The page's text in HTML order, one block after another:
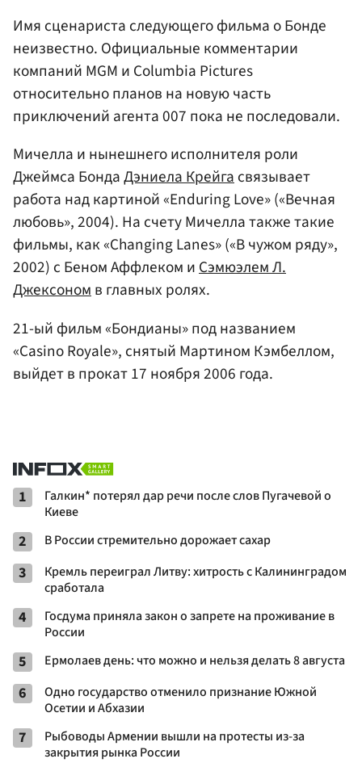
Имя сценариста следующего фильма о Бонде
неизвестно. Официальные комментарии
компаний MGM и Columbia Pictures
относительно планов на новую часть
приключений агента 007 пока не последовали.
Мичелла и нынешнего исполнителя роли
Джеймса БондаДэниела Крейгасвязывает
работа над картиной «Enduring Love» («Вечная
любовь», 2004). На счету Мичелла также такие
фильмы, как «Changing Lanes» («В чужом ряду»,
2002) с Беном Аффлеком иСэмюэлем Л.
Джексономв главных ролях.
21-ый фильм «Бондианы» под названием
«Casino Royale», снятый Мартином Кэмбеллом,
выйдет в прокат 17 ноября 2006 года.
1
Галкин* потерял дар речи после слов Пугачевой о
Киеве
2 В России стремительно дорожает сахар
3
Кремль переиграл Литву: хитрость с Калининградом
сработала
4
Госдума приняла закон о запрете на проживание в
России
5 Ермолаев день: что можно и нельзя делать 8 августа
6
Одно государство отменило признание Южной
Осетии и Абхазии
7
Рыбоводы Армении вышли на протесты из-за
закрытия рынка России